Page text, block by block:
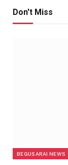
Don't Miss
BEGUSARAI NEWS